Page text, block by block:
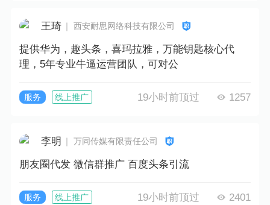
王琦 ｜ 西安耐思网络科技有限公司
提供华为，趣头条，喜玛拉雅，万能钥匙核心代
理，5年专业牛逼运营团队，可对公
服务 线上推广 19小时前顶过 1257
李明 ｜ 万同传媒有限责任公司
朋友圈代发 微信群推广 百度头条引流
服务 线上推广 19小时前顶过 2401